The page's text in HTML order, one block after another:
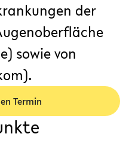
der
sowie von
Termin